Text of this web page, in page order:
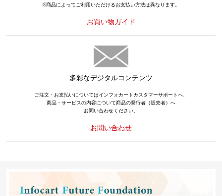
※商品によってご利用いただけるお支払い方法は異なります。
お買い物ガイド
多彩なデジタルコンテンツ
ご注文・お支払いについてはインフォカートカスタマーサポートへ、
商品・サービスの内容について商品の発行者（販売者）へ
お問い合わせください。
お問い合わせ